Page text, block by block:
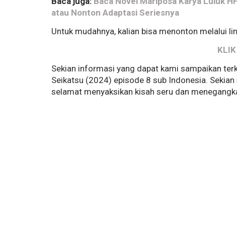
atau Nonton Adaptasi Seriesnya
Untuk mudahnya, kalian bisa menonton melalui
Sekian informasi yang dapat kami sampaikan
Seikatsu (2024) episode 8 sub Indonesia.
selamat menyaksikan kisah seru dan